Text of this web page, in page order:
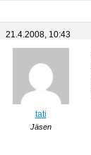
21.4.2008, 10:43
tati
Jäsen